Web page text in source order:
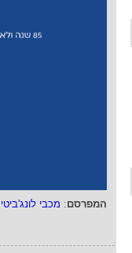
המפרסם: מכבי לונג'ביטי